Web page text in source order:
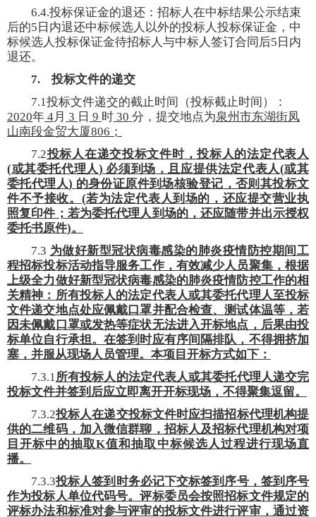
6.4.投标保证金的退还：招标人在中标结果公示结束
后的5 日内退还中标候选人以外的投标人投标保证金，中
标候选人投标保证金待招标人与中标人签订合同后5 日内
退还。
7.
投标文件的递交
7.1投标文件递交的截止时间（投标截止时间）：
2020年 4月 3 日 9 时 30 分，提交地点为泉州市东湖街凤
山南段金贸大厦806 ；
7.2投标人在递交投标文件时，投标人的法定代表人
(或其委托代理人) 必须到场，且应提供法定代表人(或其
委托代理人) 的身份证原件到场核验登记，否则其投标文
件不予接收。 (若为法定代表人到场的，还应提交营业执
照复印件；若为委托代理人到场的，还应随带并出示授权
委托书原件)。
7.3 为做好新型冠状病毒感染的肺炎疫情防控期间工
程招标投标活动指导服务工作，有效减少人员聚集，根据
上级全力做好新型冠状病毒感染的肺炎疫情防控工作的相
关精神：所有投标人的法定代表人或其委托代理人至投标
文件递交地点处应佩戴口罩并配合检查、测试体温等，若
因未佩戴口罩或发热等症状无法进入开标地点，后果由投
标单位自行承担。在签到时应有序间隔排队，不得拥挤加
塞，并服从现场人员管理。本项目开标方式如下：
7.3.1 所有投标人的法定代表人或其委托代理人递交完
投标文件并签到后应立即离开开标现场，不得聚集逗留。
7.3.2投标人在递交投标文件时应扫描招标代理机构提
供的二维码，加入微信群聊，招标人及招标代理机构对项
目开标中的抽取K值和抽取中标候选人过程进行现场直
播。
7.3.3投标人签到时务必记下交标签到序号，签到序号
作为投标人单位代码号。评标委员会按照招标文件规定的
评标办法和标准对参与评审的投标文件进行评审，通过资